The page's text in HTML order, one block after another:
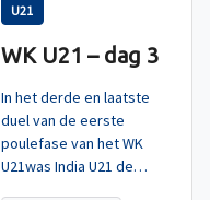
U21
WK U21 – dag 3
In het derde en laatste
duel van de eerste
poulefase van het WK
U21was India U21 de